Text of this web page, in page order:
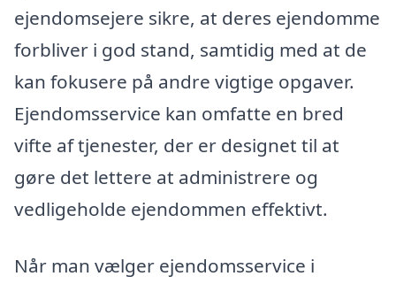
ejendomsejere sikre, at deres ejendomme
forbliver i god stand, samtidig med at de
kan fokusere på andre vigtige opgaver.
Ejendomsservice kan omfatte en bred
vifte af tjenester, der er designet til at
gøre det lettere at administrere og
vedligeholde ejendommen effektivt.
Når man vælger ejendomsservice i